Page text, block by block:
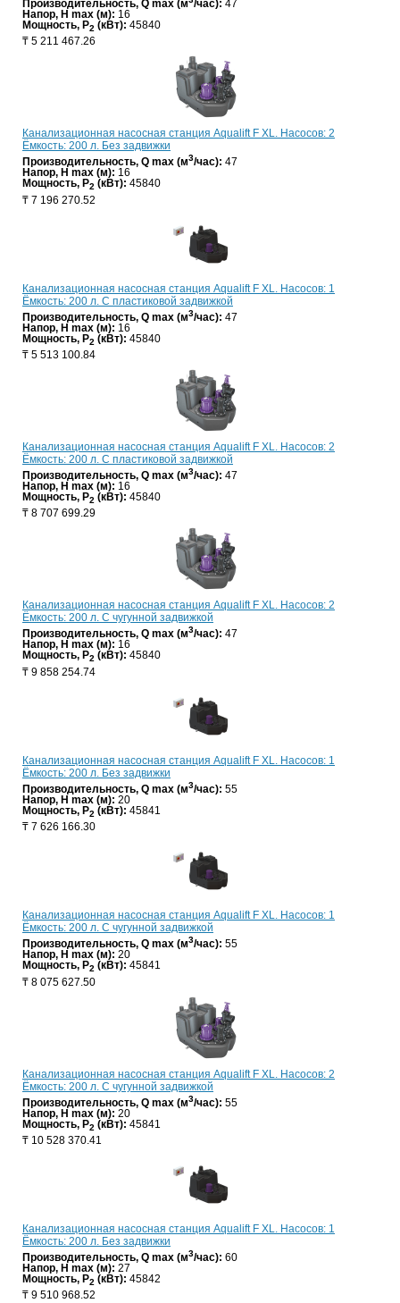
Производительность, Q max (м /час): 47
Напор, H max (м): 16
Мощность, P2 (кВт): 45840
₸ 5 211 467.26
Канализационная насосная станция Aqualift F XL. Насосов: 2
Ёмкость: 200 л. Без задвижки
Производительность, Q max (м3/час): 47
Напор, H max (м): 16
Мощность, P2 (кВт): 45840
₸ 7 196 270.52
Канализационная насосная станция Aqualift F XL. Насосов: 1
Ёмкость: 200 л. С пластиковой задвижкой
Производительность, Q max (м3/час): 47
Напор, H max (м): 16
Мощность, P2 (кВт): 45840
₸ 5 513 100.84
Канализационная насосная станция Aqualift F XL. Насосов: 2
Ёмкость: 200 л. С пластиковой задвижкой
Производительность, Q max (м3/час): 47
Напор, H max (м): 16
Мощность, P2 (кВт): 45840
₸ 8 707 699.29
Канализационная насосная станция Aqualift F XL. Насосов: 2
Ёмкость: 200 л. С чугунной задвижкой
Производительность, Q max (м3/час): 47
Напор, H max (м): 16
Мощность, P2 (кВт): 45840
₸ 9 858 254.74
Канализационная насосная станция Aqualift F XL. Насосов: 1
Ёмкость: 200 л. Без задвижки
Производительность, Q max (м3/час): 55
Напор, H max (м): 20
Мощность, P2 (кВт): 45841
₸ 7 626 166.30
Канализационная насосная станция Aqualift F XL. Насосов: 1
Ёмкость: 200 л. С чугунной задвижкой
Производительность, Q max (м3/час): 55
Напор, H max (м): 20
Мощность, P2 (кВт): 45841
₸ 8 075 627.50
Канализационная насосная станция Aqualift F XL. Насосов: 2
Ёмкость: 200 л. С чугунной задвижкой
Производительность, Q max (м3/час): 55
Напор, H max (м): 20
Мощность, P2 (кВт): 45841
₸ 10 528 370.41
Канализационная насосная станция Aqualift F XL. Насосов: 1
Ёмкость: 200 л. Без задвижки
Производительность, Q max (м3/час): 60
Напор, H max (м): 27
Мощность, P2 (кВт): 45842
₸ 9 510 968.52